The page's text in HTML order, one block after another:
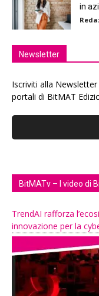
in
Newsletter
Iscriviti alla
portali di BitMAT
BitMATv – I video di
TrendAI rafforza
innovazione per la